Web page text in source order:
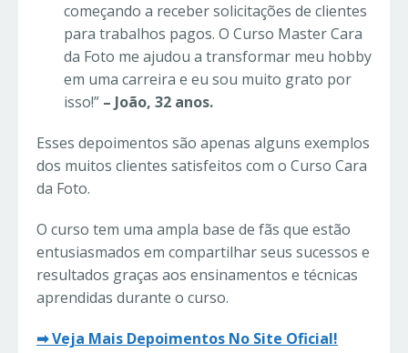
começando a receber solicitações de clientes
para trabalhos pagos. O Curso Master Cara
da Foto me ajudou a transformar meu hobby
em uma carreira e eu sou muito grato por
isso!” – João, 32 anos.
Esses depoimentos são apenas alguns exemplos
dos muitos clientes satisfeitos com o Curso Cara
da Foto.
O curso tem uma ampla base de fãs que estão
entusiasmados em compartilhar seus sucessos e
resultados graças aos ensinamentos e técnicas
aprendidas durante o curso.
➡ Veja Mais Depoimentos No Site Oficial!